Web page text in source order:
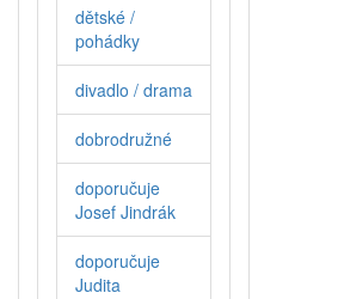
dětské /
pohádky
divadlo / drama
dobrodružné
doporučuje
Josef Jindrák
doporučuje
Judita